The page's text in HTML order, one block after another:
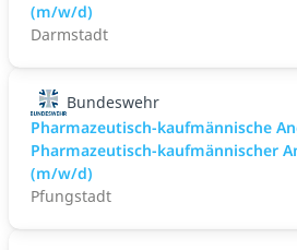
(m/w/d)
Darmstadt
Bundeswehr
Pharmazeutisch-kaufmännische
Pharmazeutisch-kaufmännischer
(m/w/d)
Pfungstadt